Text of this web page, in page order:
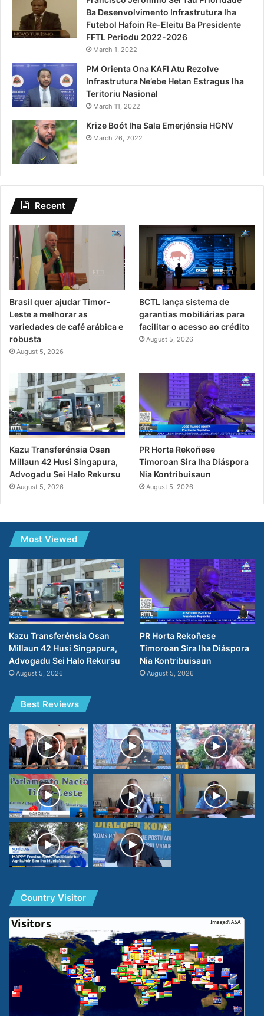
Ba Desenvolvimento Infrastrutura Iha
Futebol Hafoin Re-Eleitu Ba Presidente
FFTL Periodu 2022-2026
March 1, 2022
PM Orienta Ona KAFI Atu Rezolve
Infrastrutura Ne’ebe Hetan Estragus Iha
Teritoriu Nasional
March 11, 2022
Krize Boót Iha Sala Emerjénsia HGNV
March 26, 2022
Recent
Brasil quer ajudar Timor-
Leste a melhorar as
variedades de café arábica e
robusta
August 5, 2026
BCTL lança sistema de
garantias mobiliárias para
facilitar o acesso ao crédito
August 5, 2026
Kazu Transferénsia Osan
Millaun 42 Husi Singapura,
Advogadu Sei Halo Rekursu
August 5, 2026
PR Horta Rekoñese
Timoroan Sira Iha Diáspora
Nia Kontribuisaun
August 5, 2026
Most Viewed
Kazu Transferénsia Osan
Millaun 42 Husi Singapura,
Advogadu Sei Halo Rekursu
August 5, 2026
PR Horta Rekoñese
Timoroan Sira Iha Diáspora
Nia Kontribuisaun
August 5, 2026
Best Reviews
Country Visitor